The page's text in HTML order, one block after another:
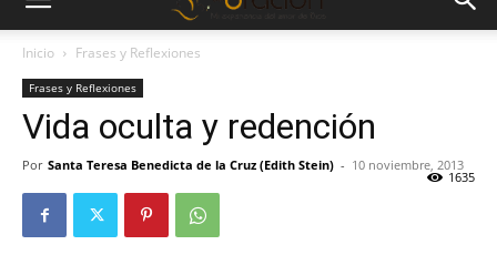
Inicio Frases y Reflexiones
Frases y Reflexiones
Vida oculta y redención
Por Santa Teresa Benedicta de la Cruz (Edith Stein) - 10 noviembre, 2013
1635